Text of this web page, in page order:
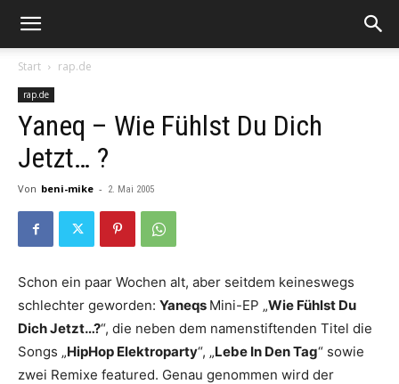
Start rap.de
rap.de
Yaneq – Wie Fühlst Du Dich
Jetzt… ?
Von beni-mike - 2. Mai 2005
Schon ein paar Wochen alt, aber seitdem keineswegs
schlechter geworden: Yaneqs Mini-EP „Wie Fühlst Du
Dich Jetzt…?“, die neben dem namenstiftenden Titel die
Songs „HipHop Elektroparty“, „Lebe In Den Tag“ sowie
zwei Remixe featured. Genau genommen wird der